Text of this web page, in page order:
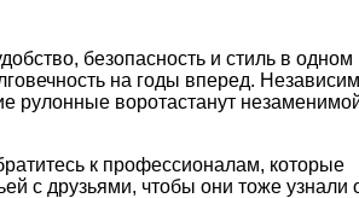
безопасность и стиль в одном
на годы вперед.
рулонные воротастанут
к профессионалам, которые
с друзьями, чтобы они тоже узнали